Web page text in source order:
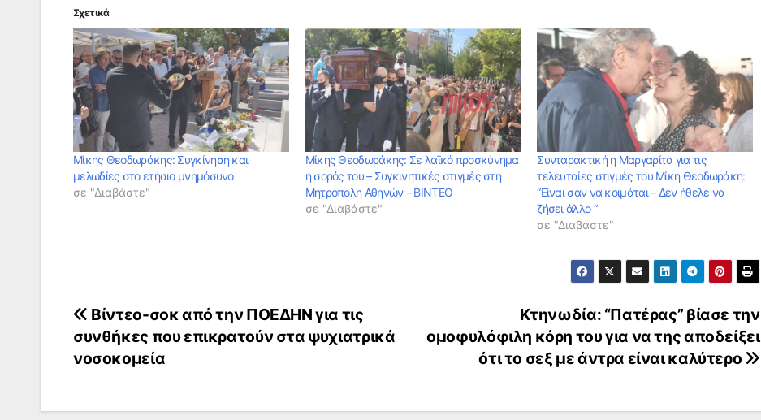
Σχετικά
Μίκης Θεοδωράκης: Συγκίνηση και
μελωδίες στο ετήσιο μνημόσυνο
σε "Διαβάστε"
Μίκης Θεοδωράκης: Σε λαϊκό προσκύνημα
η σορός του – Συγκινητικές στιγμές στη
Μητρόπολη Αθηνών – ΒΙΝΤΕΟ
σε "Διαβάστε"
Συνταρακτική η Μαργαρίτα για τις
τελευταίες στιγμές του Μίκη Θεοδωράκη:
“Είναι σαν να κοιμάται – Δεν ήθελε να
ζήσει άλλο “
σε "Διαβάστε"
Πλοήγηση
άρθρων
Κτηνωδία: “Πατέρας” βίασε την
ομοφυλόφιλη κόρη του για να της αποδείξει
ότι το σεξ με άντρα είναι καλύτερο
Βίντεο-σοκ από την ΠΟΕΔΗΝ για τις
συνθήκες που επικρατούν στα ψυχιατρικά
νοσοκομεία